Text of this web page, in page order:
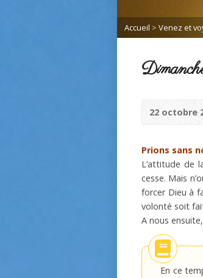
Accueil > Venez et
22 octobre
Prions sans
L’attitude de
cesse. Mais
forcer Dieu à
volonté soit
A nous
En ce